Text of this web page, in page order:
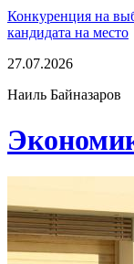
Конкуренция на
кандидата на место
27.07.2026
Наиль Байназаров